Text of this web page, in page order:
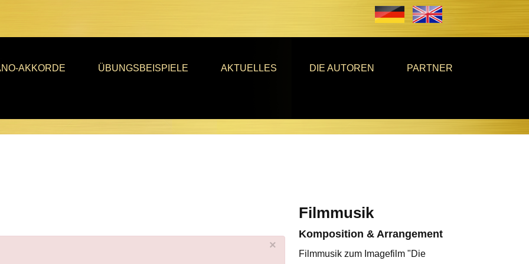
AKKORDE ÜBUNGSBEISPIELE AKTUELLES DIE AUTOREN PARTNER
×
Filmmusik
Komposition & Arrangement
Filmmusik zum Imagefilm "Die